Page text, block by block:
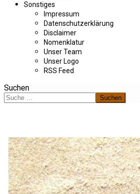
Sonstiges
Impressum
Datenschutzerklärung
Disclaimer
Nomenklatur
Unser Team
Unser Logo
RSS Feed
Suchen
Suchen